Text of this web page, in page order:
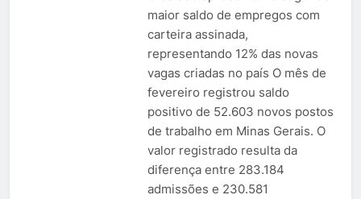
maior saldo de empregos com
carteira assinada,
representando 12% das novas
vagas criadas no país O mês de
fevereiro registrou saldo
positivo de 52.603 novos postos
de trabalho em Minas Gerais. O
valor registrado resulta da
diferença entre 283.184
admissões e 230.581